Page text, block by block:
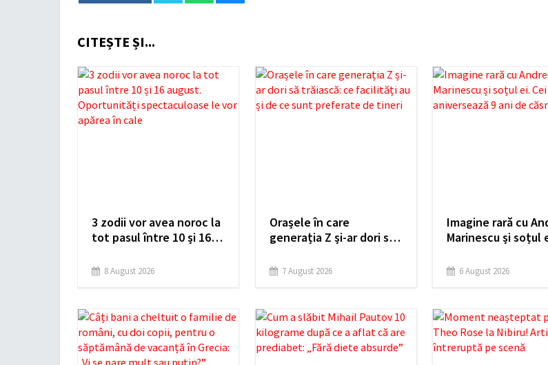
CITEȘTE ȘI...
3 zodii vor avea noroc la
tot pasul între 10 și 16
spectaculoase le vor
8 August 2026
Orașele în care
generația Z și-ar dori să
și de ce sunt preferate
7 August 2026
Imagine rară cu
Marinescu și soțul
căsnicie
6 August 2026